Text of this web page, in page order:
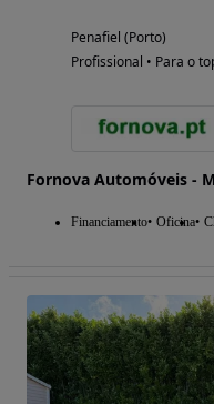
Penafiel (Porto)
Profissional • Para o
Fornova Automóveis -
Financiamento Oficina